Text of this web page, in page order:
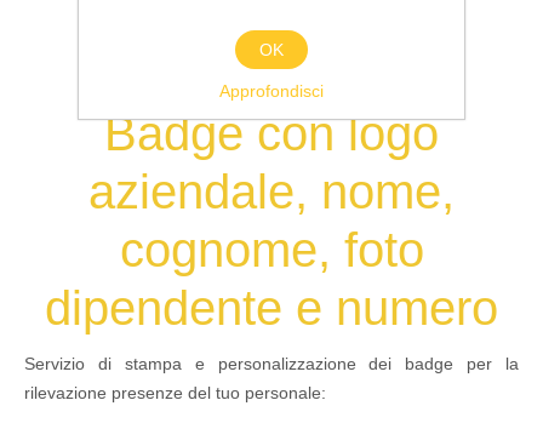
Badge con logo
aziendale, nome,
cognome, foto
dipendente e numero
Servizio di stampa e personalizzazione dei badge per la
rilevazione presenze del tuo personale:
OK
Approfondisci